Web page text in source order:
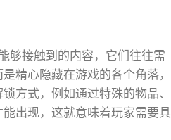
够接触到的内容，它们往往需
精心隐藏在游戏的各个角落，
方式，例如通过特殊的物品、
出现，这就意味着玩家需要具